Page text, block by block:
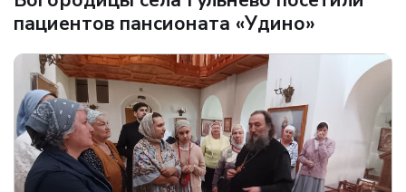
пациентов пансионата «Удино»